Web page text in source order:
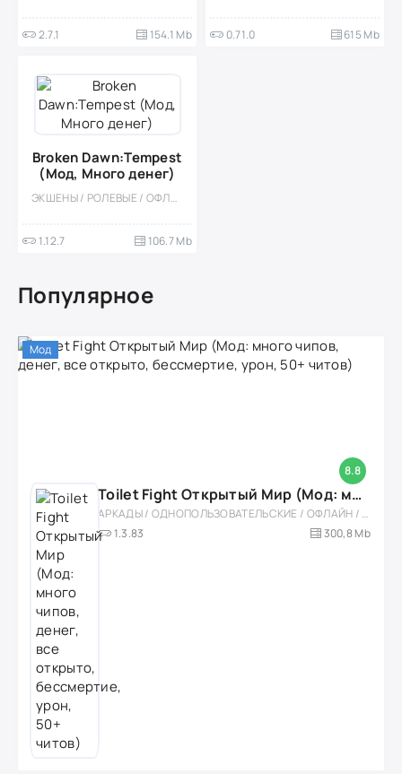
2.7.1 154.1 Mb 0.71.0 615 Mb
Broken Dawn:Tempest
(Мод, Много денег)
ЭКШЕНЫ / РОЛЕВЫЕ / ОФЛАЙН / ШУТЕРЫ / КАЗУАЛЬНЫЕ / 3D / СТИЛИЗАЦИЯ / ОДНОПОЛЬЗОВАТЕЛЬСКИЕ / ИЗОМЕТРИЯ / ИССЛЕДОВАНИЯ / АПОКАЛИПСИС / ЗОМБИ / МОД / ВСТРОЕННЫЙ КЕШ / ВИД СВЕРХУ / МОНСТРЫ
1.12.7 106.7 Mb
Популярное
8.8
Мод
Toilet Fight Открытый Мир (Мод: много чипов, денег, все открыто, бессмертие, урон, 50+ читов)
АРКАДЫ / ОДНОПОЛЬЗОВАТЕЛЬСКИЕ / ОФЛАЙН / МОД / РОЛЕВЫЕ / ШУТЕРЫ / ОТКРЫТЫЙ МИР / ВСТРОЕННЫЙ КЕШ / 3D / ЭКШЕНЫ / ТУАЛЕТНЫЕ ВОЙНЫ / ДЛЯ ДЕТЕЙ
1.3.83
300,8 Mb